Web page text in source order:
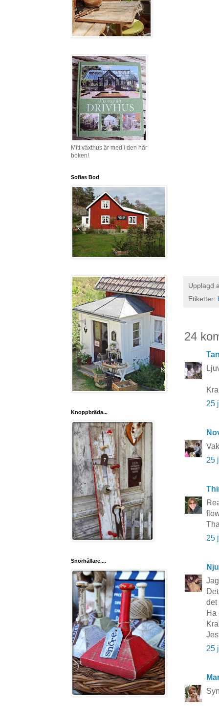
Upplagd
Etiketter:
24
25
25
25
det
Ha
25
Mitt växthus är med i den här
boken!
Sofias Bod
Knoppbräda...
Snörhållare....